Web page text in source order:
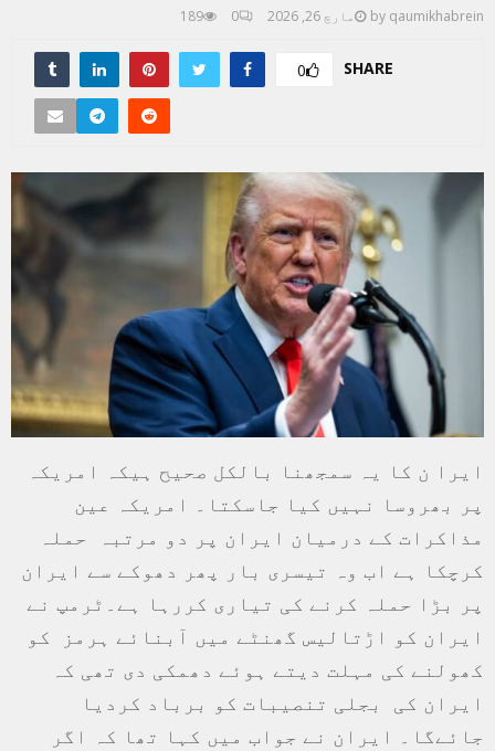
by qaumikhabrein مارچ 26, 2026 0
189
SHARE
0
ایرا ن کا یہ سمجھنا بالکل صحیح ہیکہ امریکہ
پر بھروسا نہیں کیا جاسکتا۔ امریکہ عین
مذاکرات کے درمیان ایران پر دو مرتبہ حملہ
کرچکا ہے اب وہ تیسری بار پھر دھوکے سے ایران
پر بڑا حملہ کرنے کی تیاری کررہا ہے۔ٹرمپ نے
ایران کو اڑتالیس گھنٹے میں آبنائے ہرمز کو
کھولنے کی مہلت دیتے ہوئے دھمکی دی تھی کہ
ایران کی بجلی تنصیبات کو برباد کردیا
جائےگا۔ ایران نے جواب میں کہا تھا کہ اگر